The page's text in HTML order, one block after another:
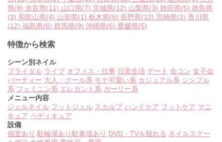
県(8) 奈良県(11) 山口県(7) 茨城県(12) 山梨県(3) 秋田県(5) 徳島県
(3) 和歌山県(4) 山形県(1) 栃木県(6) 長野県(12) 宮崎県(2) 香川県
(12) 福島県(6) 群馬県(9) 沖縄県(6) 愛媛県(5)
特徴から検索
シーン別ネイル
ブライダル ライブ オフィス・仕事 日常生活 デート 合コン 女子会
パーティー 大人・クール系 モテ可愛い系 カジュアル系 シンプル
系 フェミニン系 エレガント系 ガーリー系
メニュー内容
ジェルネイル フットジェル スカルプ ハンドケア フットケア マニ
キュア ペディキュア
設備
個室あり 駐輪場あり駐車場あり DVD・TVを観れる ネイルスクー